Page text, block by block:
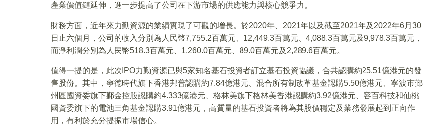
產業價值鏈延伸，進一步提高了公司在下游市場的供應能力與核心競爭力。
財務方面，近年來力勤資源的業績實現了可觀的增長。於2020年、2021年以及截至2021年及2022年6月30
日止六個月，公司的收入分別為人民幣7,755.2百萬元、12,449.3百萬元、4,088.3百萬元及9,978.3百萬元，
而淨利潤分別為人民幣518.3百萬元、1,260.0百萬元、89.0百萬元及2,289.6百萬元。
值得一提的是，此次IPO力勤資源已與5家知名基石投資者訂立基石投資協議，合共認購約25.51億港元的發
售股份。其中，寧德時代旗下香港邦普認購約7.84億港元、混合所有制改革基金認購5.50億港元、寧波市鄞
州區國資委旗下鄞金控股認購約4.333億港元、格林美旗下格林美香港認購約3.92億港元、容百科技和仙桃
國資委旗下的電池三角基金認購3.91億港元，高質量的基石投資者將為其股價穩定及業務發展起到正向作
用，有利於充分提振市場信心。